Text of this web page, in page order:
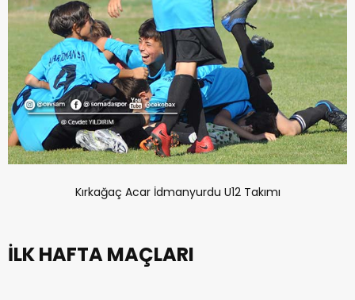
Kırkağaç Acar İdmanyurdu U12 Takımı
İLK HAFTA MAÇLARI